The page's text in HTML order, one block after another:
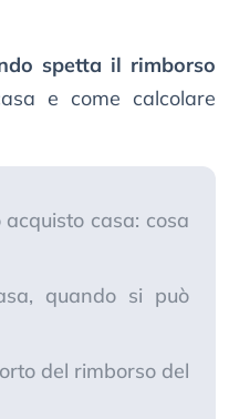
spetta il rimborso
e come calcolare
casa: cosa
quando si può
del rimborso del